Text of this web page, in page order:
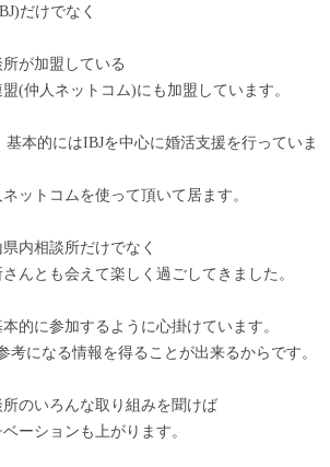
だけでなく
が加盟している
(仲人ネットコム)にも加盟しています。
基本的にはIBJを中心に婚活支援を行っていま
ットコムを使って頂いて居ます。
内相談所だけでなく
んとも会えて楽しく過ごしてきました。
的に参加するように心掛けています。
考になる情報を得ることが出来るからです。
のいろんな取り組みを聞けば
ーションも上がります。